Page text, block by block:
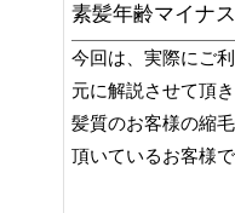
素髪年齢マイナ
今回は、実際にご
元に解説させて頂
髪質のお客様の縮
頂いているお客様